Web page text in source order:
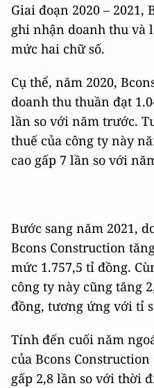
Giai đoạn 2020 – 2021,
ghi nhận doanh thu
mức hai chữ số.
Cụ thể, năm 2020,
doanh thu thuần đạt
lần so với năm trước.
thuế của công ty này
cao gấp 7 lần so với
Bước sang năm 2021,
Bcons Construction
mức 1.757,5 tỉ đồng.
công ty này cũng tăng
đồng, tương ứng với tỉ
Tính đến cuối năm
của Bcons
gấp 2,8 lần so với thời